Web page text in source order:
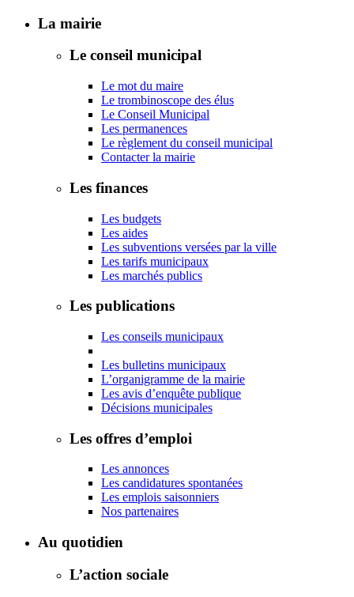
La mairie
Le conseil municipal
Le mot du maire
Le trombinoscope des élus
Le Conseil Municipal
Les permanences
Le règlement du conseil municipal
Contacter la mairie
Les finances
Les budgets
Les aides
Les subventions versées par la ville
Les tarifs municipaux
Les marchés publics
Les publications
Les conseils municipaux
Les bulletins municipaux
L’organigramme de la mairie
Les avis d’enquête publique
Décisions municipales
Les offres d’emploi
Les annonces
Les candidatures spontanées
Les emplois saisonniers
Nos partenaires
Au quotidien
L’action sociale